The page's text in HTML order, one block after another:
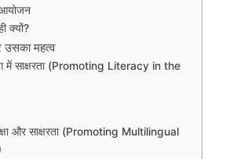
आयोजन
क्यों?
महत्व
में साक्षरता (Promoting Literacy in the
और साक्षरता (Promoting Multilingual